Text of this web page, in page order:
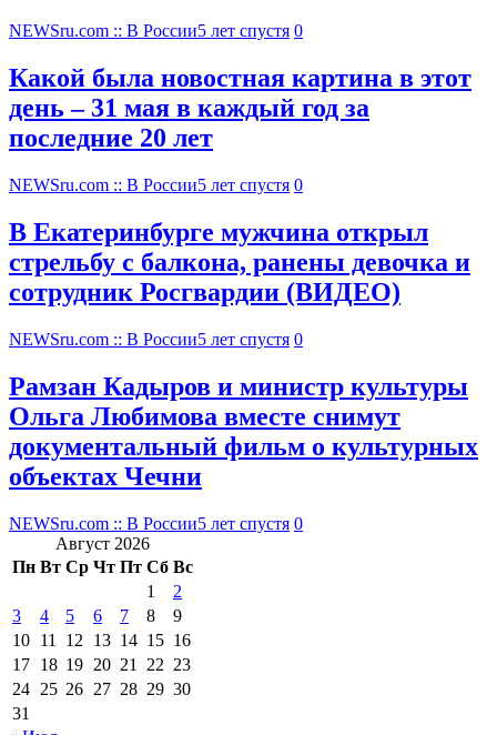
NEWSru.com :: В России5 лет спустя 0
Какой была новостная картина в этот
день – 31 мая в каждый год за
последние 20 лет
NEWSru.com :: В России5 лет спустя 0
В Екатеринбурге мужчина открыл
стрельбу с балкона, ранены девочка и
сотрудник Росгвардии (ВИДЕО)
NEWSru.com :: В России5 лет спустя 0
Рамзан Кадыров и министр культуры
Ольга Любимова вместе снимут
документальный фильм о культурных
объектах Чечни
NEWSru.com :: В России5 лет спустя 0
Август 2026
Пн Вт Ср Чт Пт Сб Вс
1
2
3
4 5 6 7 8
9
10 11 12 13 14 15 16
17 18 19 20 21 22 23
24 25 26 27 28 29 30
31